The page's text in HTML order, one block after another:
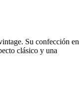
Su confección en
clásico y una